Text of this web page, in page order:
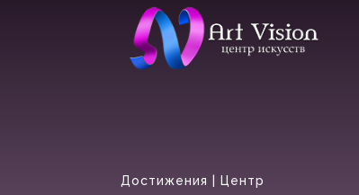
Достижения Центр